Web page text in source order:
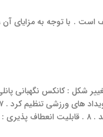
. با توجه به مزایای
نگهبانی ، موارد دیگری نیز وجود دارد که در ادامه
بالایی در برابر شرایط آب و هوایی دارد و می‌ تواند